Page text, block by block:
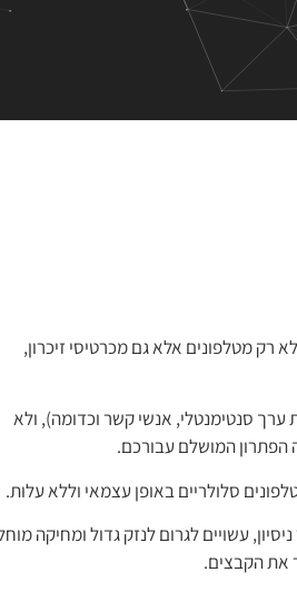
מטלפונים אלא גם מכרטיסי זיכרון,
ערך סנטימנטלי, אנשי קשר וכדומה), ולא
הפתרון המושלם עבורכם.
סלולריים באופן עצמאי וללא עלות.
עשויים לגרום לנזק גדול ומחיקה
את הקבצים.